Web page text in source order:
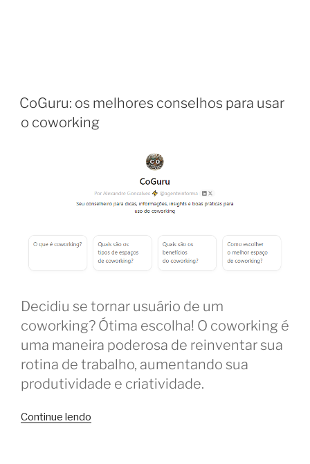
CoGuru: os melhores conselhos para usar
o coworking
Decidiu se tornar usuário de um
coworking? Ótima escolha! O coworking é
uma maneira poderosa de reinventar sua
rotina de trabalho, aumentando sua
produtividade e criatividade.
Continue lendo